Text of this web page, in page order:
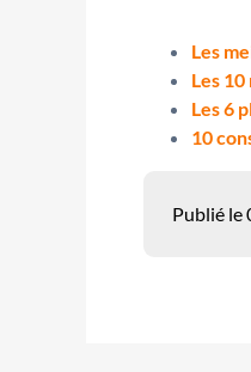
Les
Les
Les 6
10
Publié